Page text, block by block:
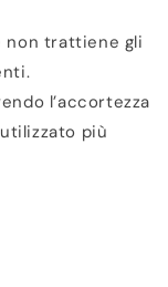
non trattiene gli
l’accortezza
più